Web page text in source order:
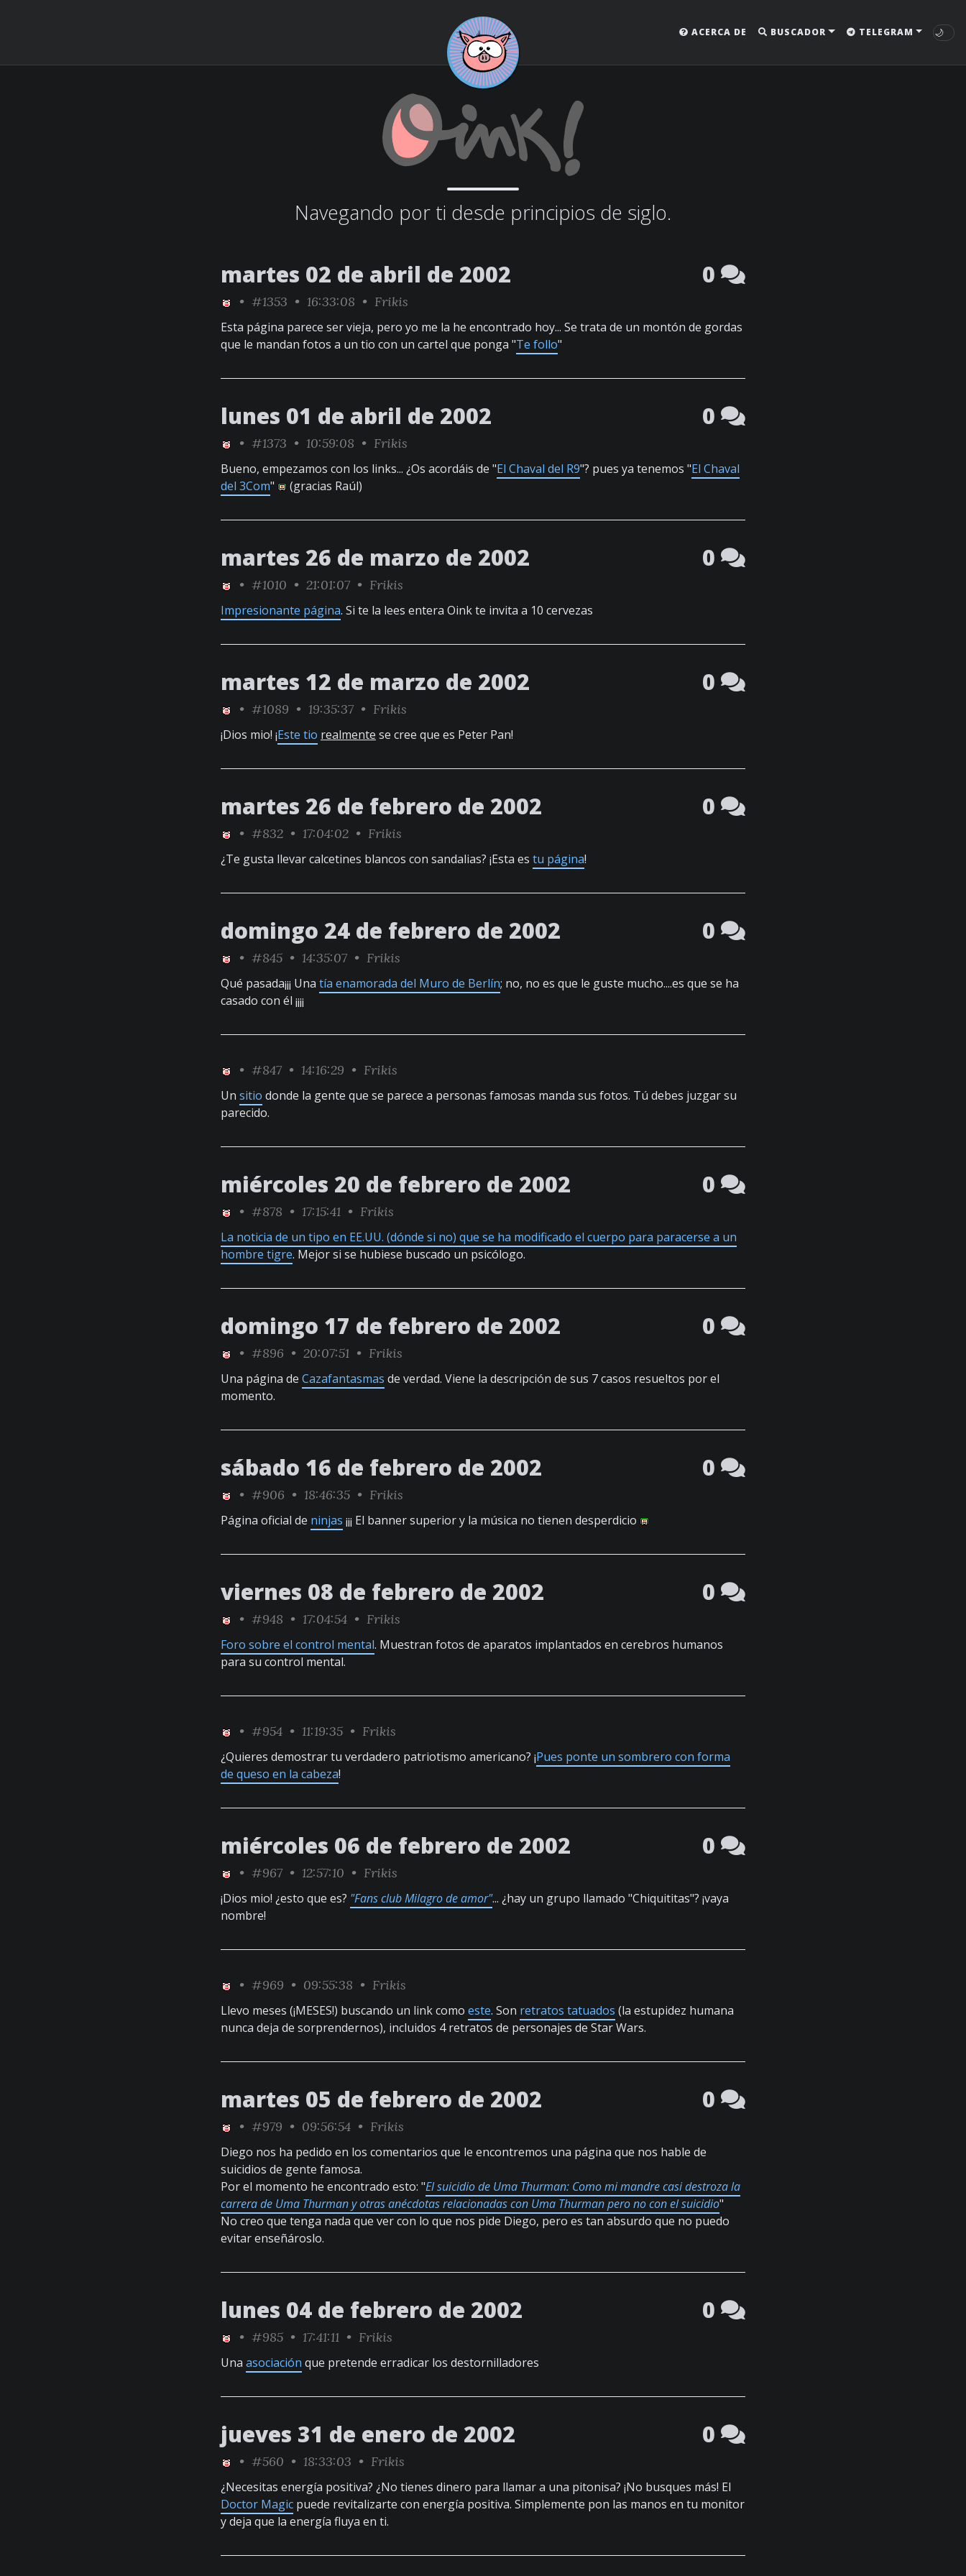
ACERCA DE BUSCADOR TELEGRAM 🌙
Navegando por ti desde principios de siglo.
martes 02 de abril de 2002 0
• #1353 • 16:33:08 • Frikis
Esta página parece ser vieja, pero yo me la he encontrado hoy... Se trata de un montón de gordas
que le mandan fotos a un tio con un cartel que ponga "Te follo"
lunes 01 de abril de 2002 0
• #1373 • 10:59:08 • Frikis
Bueno, empezamos con los links... ¿Os acordáis de "El Chaval del R9"? pues ya tenemos "El Chaval
del 3Com" (gracias Raúl)
martes 26 de marzo de 2002 0
• #1010 • 21:01:07 • Frikis
Impresionante página. Si te la lees entera Oink te invita a 10 cervezas
martes 12 de marzo de 2002 0
• #1089 • 19:35:37 • Frikis
¡Dios mio! ¡Este tio realmente se cree que es Peter Pan!
martes 26 de febrero de 2002 0
• #832 • 17:04:02 • Frikis
¿Te gusta llevar calcetines blancos con sandalias? ¡Esta es tu página!
domingo 24 de febrero de 2002 0
• #845 • 14:35:07 • Frikis
Qué pasada¡¡¡ Una tía enamorada del Muro de Berlín; no, no es que le guste mucho....es que se ha
casado con él ¡¡¡¡
• #847 • 14:16:29 • Frikis
Un sitio donde la gente que se parece a personas famosas manda sus fotos. Tú debes juzgar su
parecido.
miércoles 20 de febrero de 2002 0
• #878 • 17:15:41 • Frikis
La noticia de un tipo en EE.UU. (dónde si no) que se ha modificado el cuerpo para paracerse a un
hombre tigre. Mejor si se hubiese buscado un psicólogo.
domingo 17 de febrero de 2002 0
• #896 • 20:07:51 • Frikis
Una página de Cazafantasmas de verdad. Viene la descripción de sus 7 casos resueltos por el
momento.
sábado 16 de febrero de 2002 0
• #906 • 18:46:35 • Frikis
Página oficial de ninjas ¡¡¡ El banner superior y la música no tienen desperdicio
viernes 08 de febrero de 2002 0
• #948 • 17:04:54 • Frikis
Foro sobre el control mental. Muestran fotos de aparatos implantados en cerebros humanos
para su control mental.
• #954 • 11:19:35 • Frikis
¿Quieres demostrar tu verdadero patriotismo americano? ¡Pues ponte un sombrero con forma
de queso en la cabeza!
miércoles 06 de febrero de 2002 0
• #967 • 12:57:10 • Frikis
¡Dios mio! ¿esto que es? "Fans club Milagro de amor"... ¿hay un grupo llamado "Chiquititas"? ¡vaya
nombre!
• #969 • 09:55:38 • Frikis
Llevo meses (¡MESES!) buscando un link como este. Son retratos tatuados (la estupidez humana
nunca deja de sorprendernos), incluidos 4 retratos de personajes de Star Wars.
martes 05 de febrero de 2002 0
• #979 • 09:56:54 • Frikis
Diego nos ha pedido en los comentarios que le encontremos una página que nos hable de
suicidios de gente famosa.
Por el momento he encontrado esto: "El suicidio de Uma Thurman: Como mi mandre casi destroza la
carrera de Uma Thurman y otras anécdotas relacionadas con Uma Thurman pero no con el suicidio"
No creo que tenga nada que ver con lo que nos pide Diego, pero es tan absurdo que no puedo
evitar enseñároslo.
lunes 04 de febrero de 2002 0
• #985 • 17:41:11 • Frikis
Una asociación que pretende erradicar los destornilladores
jueves 31 de enero de 2002 0
• #560 • 18:33:03 • Frikis
¿Necesitas energía positiva? ¿No tienes dinero para llamar a una pitonisa? ¡No busques más! El
Doctor Magic puede revitalizarte con energía positiva. Simplemente pon las manos en tu monitor
y deja que la energía fluya en ti.